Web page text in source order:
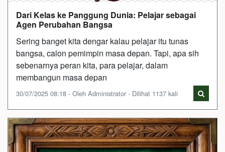
Dari Kelas ke Panggung Dunia: Pelajar sebagai
Agen Perubahan Bangsa
Sering banget kita dengar kalau pelajar itu tunas
bangsa, calon pemimpin masa depan. Tapi, apa sih
sebenarnya peran kita, para pelajar, dalam
membangun masa depan
30/07/2025 08:18 - Oleh Administrator - Dilihat 1137 kali